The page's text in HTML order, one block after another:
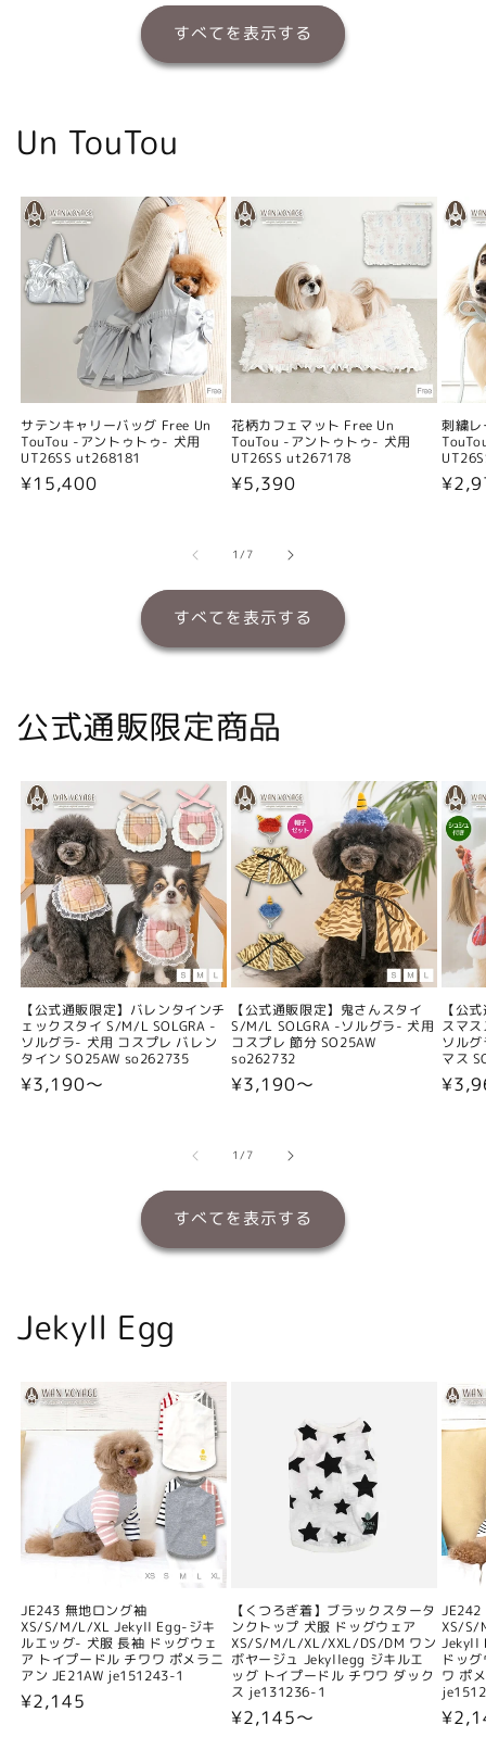
すべてを表示する
Un TouTou
サテンキャリーバッグ Free Un
TouTou -アントゥトゥ- 犬用
UT26SS ut268181
通
¥15,400
花柄カフェマット Free Un
TouTou -アントゥトゥ- 犬用
UT26SS ut267178
通
格
¥5,390
刺繍
通
1/の
7
すべてを表示する
公式通販限定商品
【公式通販限定】バレンタインチ
ェックスタイ S/M/L SOLGRA -
ソルグラ- 犬用 コスプレ バレン
タイン SO25AW so262735
通
¥3,190〜
【公式通販限定】鬼さんスタイ
S/M/L SOLGRA -ソルグラ- 犬用
コスプレ 節分 SO25AW
so262732
通
格
¥3,190〜
【公
スマ
ソル
マス
通
1/の
7
すべてを表示する
Jekyll Egg
JE243 無地ロング袖
XS/S/M/L/XL Jekyll Egg-ジキ
ルエッグ- 犬服 長袖 ドッグウェ
ア トイプードル チワワ ポメラニ
アン JE21AW je151243-1
通
¥2,145
【くつろぎ着】ブラックスタータ
ンクトップ 犬服 ドッグウェア
XS/S/M/L/XL/XXL/DS/DM ワン
ボヤージュ Jekyllegg ジキルエ
ッグ トイプードル チワワ ダック
ス je131236-1
通
¥2,145〜
JE242
XS/S/
Jekyll
ドッ
ワ ポ
通